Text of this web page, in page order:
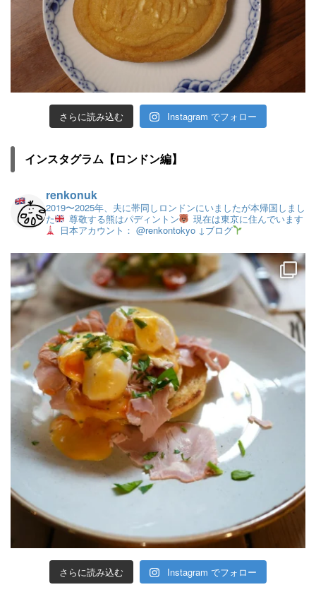
さらに読み込む Instagram でフォロー
インスタグラム【ロンドン編】
renkonuk
2019〜2025年、夫に帯同しロンドンにいましたが本帰国しまし
た
尊敬する熊はパディントン
現在は東京に住んでいます
日本アカウント： @renkontokyo ↓ブログ
さらに読み込む Instagram でフォロー